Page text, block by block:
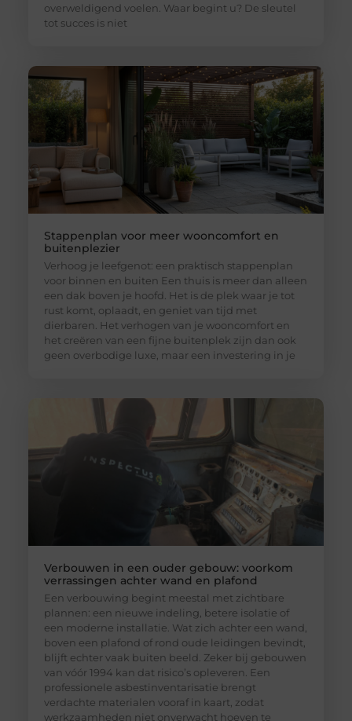
overweldigend voelen. Waar begint u? De sleutel
tot succes is niet
Stappenplan voor meer wooncomfort en
buitenplezier
Verhoog je leefgenot: een praktisch stappenplan
voor binnen en buiten Een thuis is meer dan alleen
een dak boven je hoofd. Het is de plek waar je tot
rust komt, oplaadt, en geniet van tijd met
dierbaren. Het verhogen van je wooncomfort en
het creëren van een fijne buitenplek zijn dan ook
geen overbodige luxe, maar een investering in je
Verbouwen in een ouder gebouw: voorkom
verrassingen achter wand en plafond
Een verbouwing begint meestal met zichtbare
plannen: een nieuwe indeling, betere isolatie of
een moderne installatie. Wat zich achter een wand,
boven een plafond of rond oude leidingen bevindt,
blijft echter vaak buiten beeld. Zeker bij gebouwen
van vóór 1994 kan dat risico’s opleveren. Een
professionele asbestinventarisatie brengt
verdachte materialen vooraf in kaart, zodat
werkzaamheden niet onverwacht hoeven te